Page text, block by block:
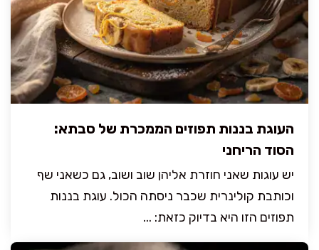
העוגת בננות תפוזים הממכרת של סבתא:
הסוד הריחני
יש עוגות שאני חוזרת אליהן שוב ושוב, גם כשאני שף
וכותבת קולינרית שכבר ניסתה הכול. עוגת בננות
תפוזים הזו היא בדיוק כזאת: ...